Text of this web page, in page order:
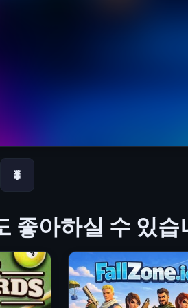
🐛
좋아하실 수 있습